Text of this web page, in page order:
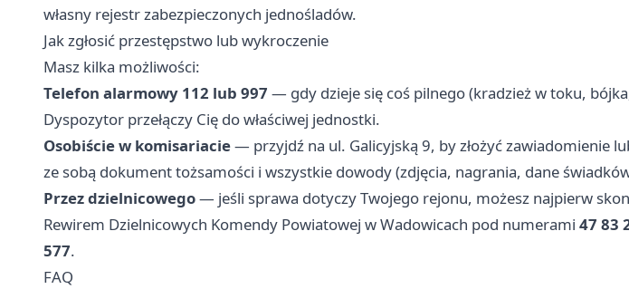
własny rejestr zabezpieczonych jednośladów.
Jak zgłosić przestępstwo lub wykroczenie
Masz kilka możliwości:
Telefon alarmowy 112 lub 997 — gdy dzieje się coś pilnego (kradzież w toku,
Dyspozytor przełączy Cię do właściwej jednostki.
Osobiście w komisariacie— przyjdź na ul. Galicyjską 9, by złożyć zawiadomienie
ze sobą dokument tożsamości i wszystkie dowody (zdjęcia, nagrania, dane
Przez dzielnicowego— jeśli sprawa dotyczy Twojego rejonu, możesz najpierw
Rewirem Dzielnicowych Komendy Powiatowej w Wadowicach pod numerami 47 83
577.
FAQ